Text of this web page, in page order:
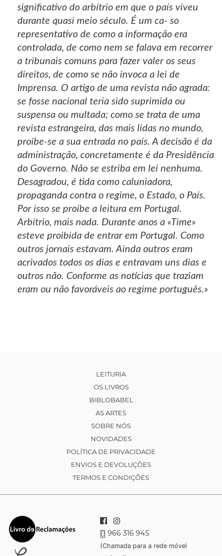
significativo do arbítrio em que o país viveu
durante quasi meio século. É um ca- so
representativo de como a informação era
controlada, de como nem se falava em recorrer
a tribunais comuns para fazer valer os seus
direitos, de como se não invoca a lei de
Imprensa. O artigo de uma revista não agrada:
se fosse nacional teria sido suprimida ou
suspensa ou multada; como se trata de uma
revista estrangeira, das mais lidas no mundo,
proíbe-se a sua entrada no país. A decisão é da
administração, concretamente é da Presidência
do Governo. Não se estriba em lei nenhuma.
Desagradou, é tida como caluniadora,
propaganda contra o regime, o Estado, o País.
Por isso se proíbe a leitura em Portugal.
Arbítrio, mais nada. Durante anos a «Time»
esteve proibida de entrar em Portugal. Como
outros jornais estavam. Ainda outros eram
acrivados todos os dias e entravam uns dias e
outros não. Conforme as notícias que traziam
eram ou não favoráveis ao regime português.»
LEITURIA
OS LIVROS
BIBLOBABEL
AS ARTES
SOBRE NÓS
NOVIDADES
POLÍTICA DE PRIVACIDADE
ENVIOS E DEVOLUÇÕES
TERMOS E CONDIÇÕES
966 316 945
(Chamada para a rede móvel